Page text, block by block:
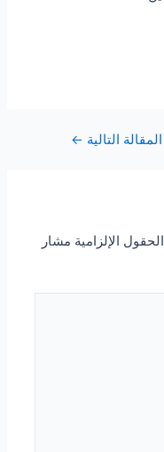
المقالة التالية ←
الحقول الإلزامية مشار